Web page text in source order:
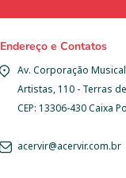
Endereço e Contatos
Av. Corporação
Artistas, 110 - Terras
CEP: 13306-430 Caixa
acervir@acervir.com.br